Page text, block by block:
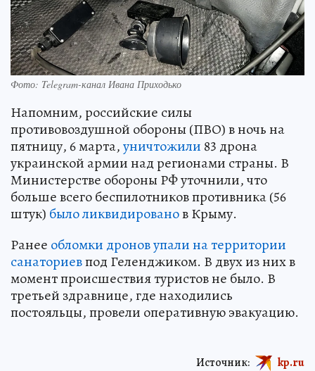
Фото: Telegram-канал Ивана Приходько
Напомним, российские силы
противовоздушной обороны (ПВО) в ночь на
пятницу, 6 марта,уничтожили 83 дрона
украинской армии над регионами страны. В
Министерстве обороны РФ уточнили, что
больше всего беспилотников противника (56
штук) было ликвидированов Крыму.
Ранее обломки дронов упали на территории
санаториевпод Геленджиком. В двух из них в
момент происшествия туристов не было. В
третьей здравнице, где находились
постояльцы, провели оперативную эвакуацию.
Источник: kp.ru